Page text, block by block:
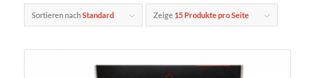
Sortieren nachStandard Zeige 15 Produkte pro Seite